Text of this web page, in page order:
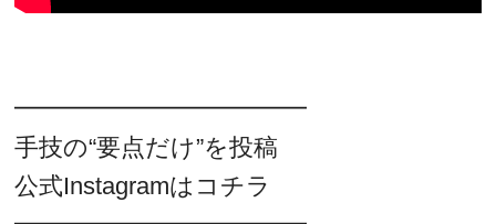
━━━━━━━━━━━━
手技の“要点だけ”を投稿
公式Instagramはコチラ